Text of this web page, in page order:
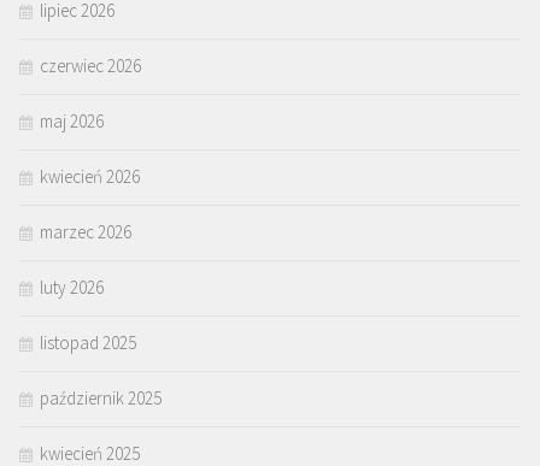
lipiec 2026
czerwiec 2026
maj 2026
kwiecień 2026
marzec 2026
luty 2026
listopad 2025
październik 2025
kwiecień 2025